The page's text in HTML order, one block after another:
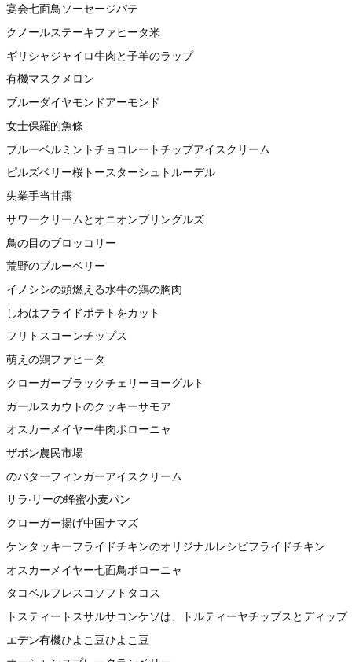
宴会七面鳥ソーセージパテ
クノールステーキファヒータ米
ギリシャジャイロ牛肉と子羊のラップ
有機マスクメロン
ブルーダイヤモンドアーモンド
女士保羅的魚條
ブルーベルミントチョコレートチップアイスクリーム
ピルズベリー桜トースターシュトルーデル
失業手当甘露
サワークリームとオニオンプリングルズ
鳥の目のブロッコリー
荒野のブルーベリー
イノシシの頭燃える水牛の鶏の胸肉
しわはフライドポテトをカット
フリトスコーンチップス
萌えの鶏ファヒータ
クローガーブラックチェリーヨーグルト
ガールスカウトのクッキーサモア
オスカーメイヤー牛肉ボローニャ
ザボン農民市場
のバターフィンガーアイスクリーム
サラ·リーの蜂蜜小麦パン
クローガー揚げ中国ナマズ
ケンタッキーフライドチキンのオリジナルレシピフライドチキン
オスカーメイヤー七面鳥ボローニャ
タコベルフレスコソフトタコス
トスティートスサルサコンケソは、トルティーヤチップスとディップ
エデン有機ひよこ豆ひよこ豆